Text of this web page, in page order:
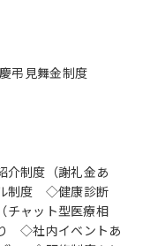
弔見舞金制度
制度（謝礼金あ
制度 ◇健康診断
ャット型医療相
◇社内イベントあ